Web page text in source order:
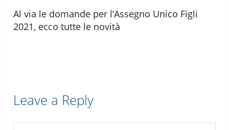
Al via le domande per l’Assegno Unico Figli
2021, ecco tutte le novità
Leave a Reply